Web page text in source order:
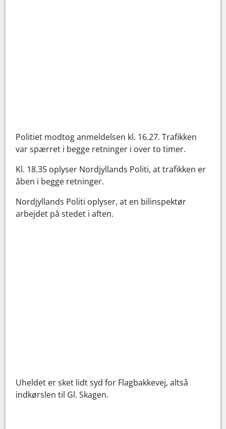
Politiet modtog anmeldelsen kl. 16.27. Trafikken
var spærret i begge retninger i over to timer.
Kl. 18.35 oplyser Nordjyllands Politi, at trafikken er
åben i begge retninger.
Nordjyllands Politi oplyser, at en bilinspektør
arbejdet på stedet i aften.
Uheldet er sket lidt syd for Flagbakkevej, altså
indkørslen til Gl. Skagen.